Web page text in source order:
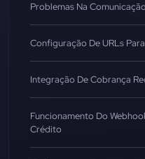
Problemas Na
Configuração De URLs
Integração De Cobrança
Funcionamento Do
Crédito